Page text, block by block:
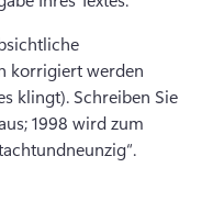
korrigiert werden
klingt). Schreiben Sie
1998 wird zum